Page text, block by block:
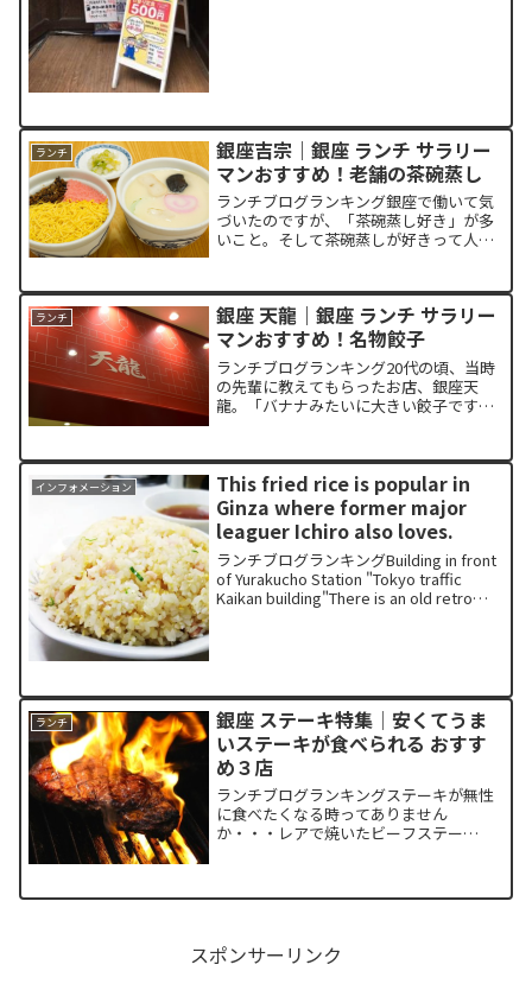
ランチ
銀座吉宗｜銀座 ランチ サラリー
マンおすすめ！老舗の茶碗蒸し
ランチブログランキング銀座で働いて気
づいたのですが、「茶碗蒸し好き」が多
いこと。そして茶碗蒸しが好きって人
で今日は茶碗蒸しにまつわるお話しで
す。茶碗蒸しの歴史は古く、1...
ランチ
銀座 天龍｜銀座 ランチ サラリー
マンおすすめ！名物餃子
ランチブログランキング20代の頃、当時
の先輩に教えてもらったお店、銀座天
龍。「バナナみたいに大きい餃子ですご
の老舗の北京料理店「天龍」を紹介しま
す。銀座おすすめランチ...
インフォメーション
This fried rice is popular in
Ginza where former major
leaguer Ichiro also loves.
ランチブログランキングBuilding in front
of Yurakucho Station "Tokyo traffic
Kaikan building"There is an old retro
ランチ
銀座 ステーキ特集│安くてうま
いステーキが食べられる おすす
め３店
ランチブログランキングステーキが無性
に食べたくなる時ってありません
か・・・レアで焼いたビーフステー
スポンサーリンク